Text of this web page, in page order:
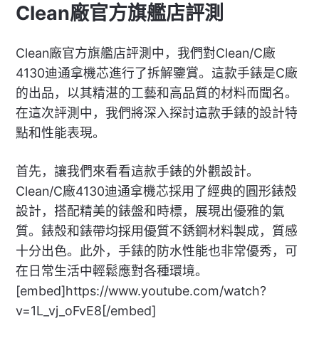
Clean廠官方旗艦店評測
Clean廠官方旗艦店評測中，我們對Clean/C廠
4130迪通拿機芯進行了拆解鑒賞。這款手錶是C廠
的出品，以其精湛的工藝和高品質的材料而聞名。
在這次評測中，我們將深入探討這款手錶的設計特
點和性能表現。
首先，讓我們來看看這款手錶的外觀設計。
Clean/C廠4130迪通拿機芯採用了經典的圓形錶殼
設計，搭配精美的錶盤和時標，展現出優雅的氣
質。錶殼和錶帶均採用優質不銹鋼材料製成，質感
十分出色。此外，手錶的防水性能也非常優秀，可
在日常生活中輕鬆應對各種環境。
[embed]https://www.youtube.com/watch?
v=1L_vj_oFvE8[/embed]